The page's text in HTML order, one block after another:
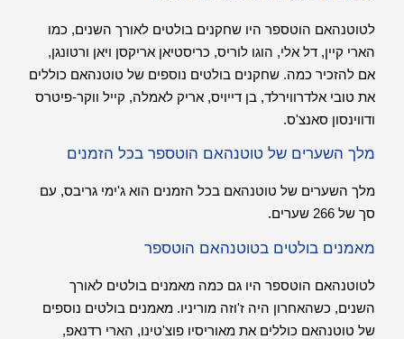
לטוטנהאם הוטספר היו שחקנים בולטים לאורך השנים, כמו
הארי קיין, דל אלי, הוגו לוריס, כריסטיאן אריקסן ויאן ורטונגן,
אם להזכיר כמה. שחקנים בולטים נוספים של טוטנהאם כוללים
את טובי אלדרווירלד, בן דייויס, אריק לאמלה, קייל ווקר-פיטרס
ודווינסון סאנצ'ס.
מלך השערים של טוטנהאם הוטספר בכל הזמנים
מלך השערים של טוטנהאם בכל הזמנים הוא ג'ימי גריבס, עם
סך של 266 שערים.
מאמנים בולטים בטוטנהאם הוטספר
לטוטנהאם הוטספר היו גם כמה מאמנים בולטים לאורך
השנים, כשהאחרון היה ז'וזה מוריניו. מאמנים בולטים נוספים
של טוטנהאם כוללים את מאוריסיו פוצ'טינו, הארי רדנאפ,